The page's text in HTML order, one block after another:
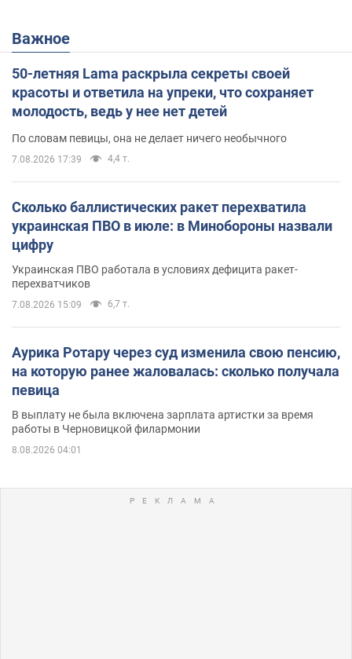
Важное
50-летняя Lama раскрыла секреты своей
красоты и ответила на упреки, что сохраняет
молодость, ведь у нее нет детей
По словам певицы, она не делает ничего необычного
7.08.2026 17:39 4,4 т.
Сколько баллистических ракет перехватила
украинская ПВО в июле: в Минобороны назвали
цифру
Украинская ПВО работала в условиях дефицита ракет-
перехватчиков
7.08.2026 15:09 6,7 т.
Аурика Ротару через суд изменила свою пенсию,
на которую ранее жаловалась: сколько получала
певица
В выплату не была включена зарплата артистки за время
работы в Черновицкой филармонии
8.08.2026 04:01